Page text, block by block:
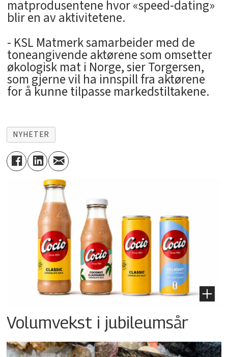
matprodusentene hvor «speed-dating»
blir en av aktivitetene.
- KSL Matmerk samarbeider med de
toneangivende aktørene som omsetter
økologisk mat i Norge, sier Torgersen,
som gjerne vil ha innspill fra aktørene
for å kunne tilpasse markedstiltakene.
NYHETER
Volumvekst i jubileumsår